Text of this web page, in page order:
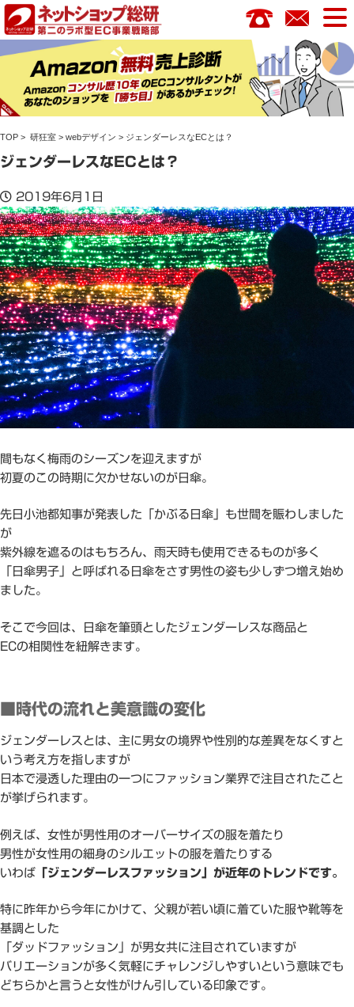
コ
ン
へ
キ
ッ
TOP > 研狂室 > webデザイン > ジェンダーレスなECとは？
ジェンダーレスなECとは？
2019年6月1日
間もなく梅雨のシーズンを迎えますが
初夏のこの時期に欠かせないのが日傘。
先日小池都知事が発表した「かぶる日傘」も世間を賑わしました
が
紫外線を遮るのはもちろん、雨天時も使用できるものが多く
「日傘男子」と呼ばれる日傘をさす男性の姿も少しずつ増え始め
ました。
そこで今回は、日傘を筆頭としたジェンダーレスな商品と
ECの相関性を紐解きます。
■時代の流れと美意識の変化
ジェンダーレスとは、主に男女の境界や性別的な差異をなくすと
いう考え方を指しますが
日本で浸透した理由の一つにファッション業界で注目されたこと
が挙げられます。
例えば、女性が男性用のオーバーサイズの服を着たり
男性が女性用の細身のシルエットの服を着たりする
いわば 「ジェンダーレスファッション」が近年のトレンドです。
特に昨年から今年にかけて、父親が若い頃に着ていた服や靴等を
基調とした
「ダッドファッション」が男女共に注目されていますが
バリエーションが多く気軽にチャレンジしやすいという意味でも
どちらかと言うと女性がけん引している印象です。